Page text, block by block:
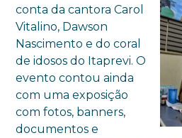
conta da cantora Carol
Vitalino, Dawson
Nascimento e do coral
de idosos do Itaprevi. O
evento contou ainda
com uma exposição
com fotos, banners,
documentos e